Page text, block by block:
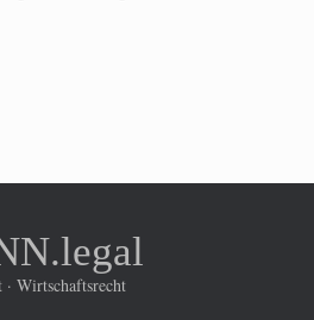
· Wirtschaftsrecht